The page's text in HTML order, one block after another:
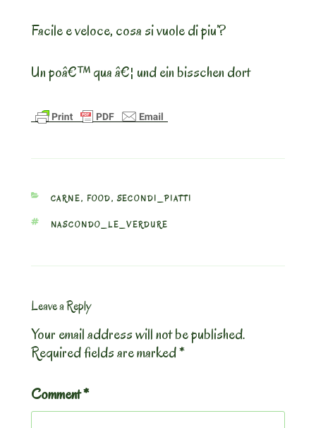
Facile e veloce, cosa si vuole di piu’?
Un poâ€™ qua â€¦ und ein bisschen dort
CATEGORIES
CARNE, FOOD,SECONDI_PIATTI
TAGS
NASCONDO_LE_VERDURE
Leave a Reply
Your email address will not be published.
Required fields are marked*
Comment*